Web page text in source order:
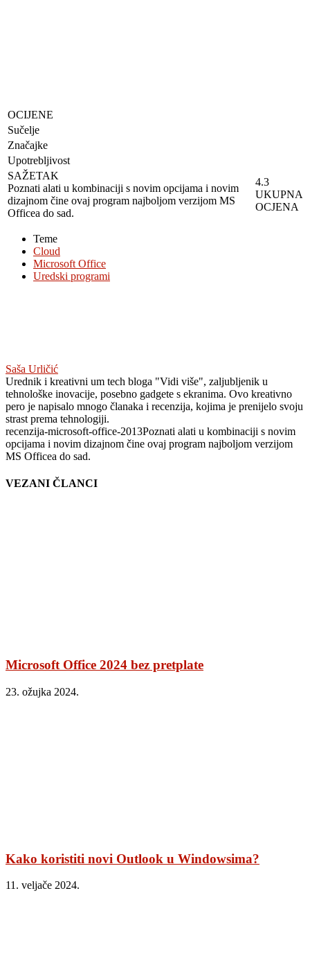
OCIJENE
Sučelje
Značajke
Upotrebljivost
SAŽETAK
Poznati alati u kombinaciji s novim opcijama i novim
dizajnom čine ovaj program najboljom verzijom MS
Officea do sad.
4.3
UKUPNA
OCJENA
Teme
Cloud
Microsoft Office
Uredski programi
Saša Urličić
Urednik i kreativni um tech bloga "Vidi više", zaljubljenik u
tehnološke inovacije, posebno gadgete s ekranima. Ovo kreativno
pero je napisalo mnogo članaka i recenzija, kojima je prenijelo svoju
strast prema tehnologiji.
recenzija-microsoft-office-2013Poznati alati u kombinaciji s novim
opcijama i novim dizajnom čine ovaj program najboljom verzijom
MS Officea do sad.
VEZANI ČLANCI
Microsoft Office 2024 bez pretplate
23. ožujka 2024.
Kako koristiti novi Outlook u Windowsima?
11. veljače 2024.